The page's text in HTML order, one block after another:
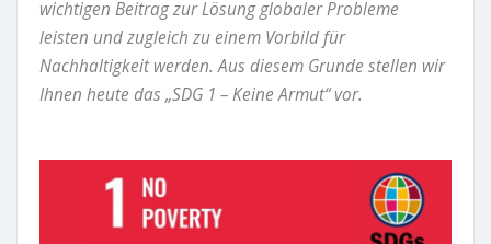
wichtigen Beitrag zur Lösung globaler Probleme
leisten und zugleich zu einem Vorbild für
Nachhaltigkeit werden. Aus diesem Grunde stellen wir
Ihnen heute das „SDG 1 – Keine Armut“ vor.